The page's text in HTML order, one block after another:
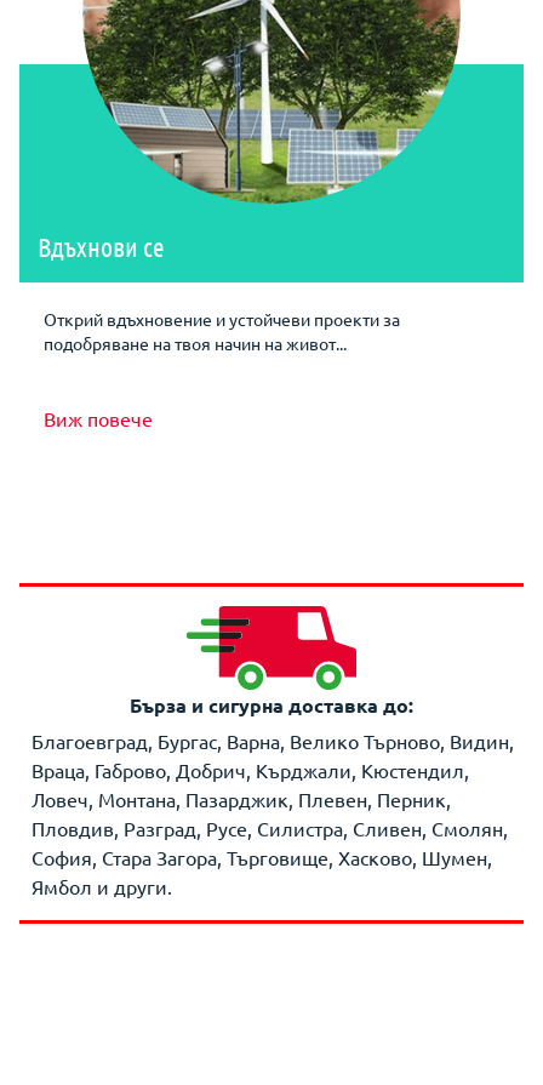
Вдъхнови се
Открий вдъхновение и устойчеви проекти за
подобряване на твоя начин на живот...
Виж повече
Бърза и сигурна доставка до:
Благоевград, Бургас, Варна, Велико Търново, Видин,
Враца, Габрово, Добрич, Кърджали, Кюстендил,
Ловеч, Монтана, Пазарджик, Плевен, Перник,
Пловдив, Разград, Русе, Силистра, Сливен, Смолян,
София, Стара Загора, Търговище, Хасково, Шумен,
Ямбол и други.